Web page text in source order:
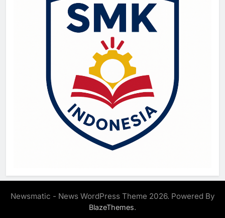
Newsmatic - News WordPress Theme 2026. Powered By
BlazeThemes.